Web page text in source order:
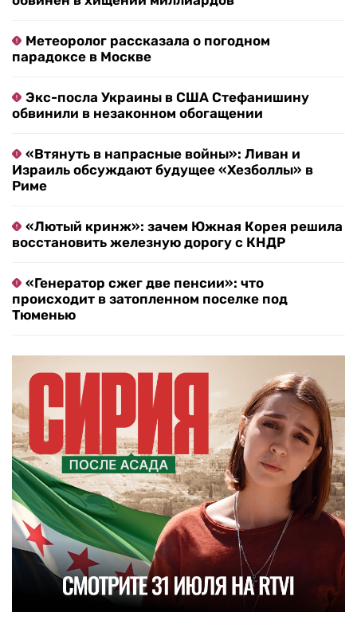
Метеоролог рассказала о погодном
парадоксе в Москве
Экс-посла Украины в США Стефанишину
обвинили в незаконном обогащении
«Втянуть в напрасные войны»: Ливан и
Израиль обсуждают будущее «Хезболлы» в
Риме
«Лютый кринж»: зачем Южная Корея решила
восстановить железную дорогу с КНДР
«Генератор сжег две пенсии»: что
происходит в затопленном поселке под
Тюменью